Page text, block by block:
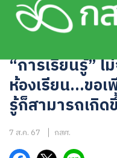
Skip
“การเรียนรู้” ไ
ห้องเรียน…ขอเ
รู้ก็สามารถเกิ
7 ส.ค. 67 กสศ.